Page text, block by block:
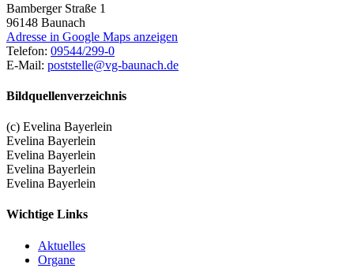
Bamberger Straße 1
96148 Baunach
Adresse in Google Maps anzeigen
Telefon: 09544/299-0
E-Mail: poststelle@vg-baunach.de
Bildquellenverzeichnis
(c) Evelina Bayerlein
Evelina Bayerlein
Evelina Bayerlein
Evelina Bayerlein
Evelina Bayerlein
Wichtige Links
Aktuelles
Organe